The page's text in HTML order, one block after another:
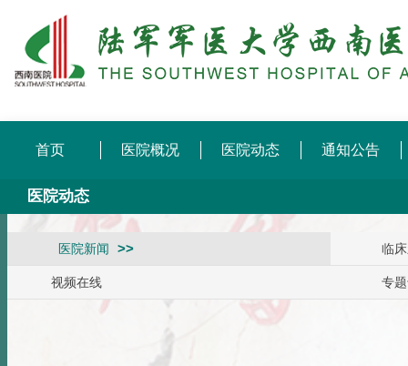
首页 医院概况 医院动态 通知公告
医院动态
医院新闻 临
视频在线 专